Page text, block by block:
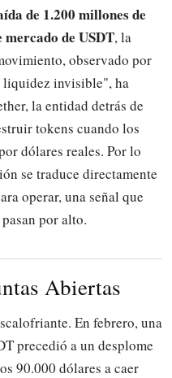
de 1.200 millones de
de USDT, la
observado por
liquidez invisible", ha
la entidad detrás de
tokens cuando los
dólares reales. Por lo
se traduce directamente
operar, una señal que
por alto.
Abiertas
En febrero, una
precedió a un desplome
90.000 dólares a caer